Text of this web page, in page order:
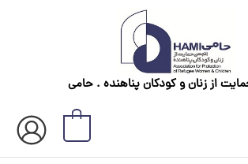
از زنان و کودکان پناهنده . حامی